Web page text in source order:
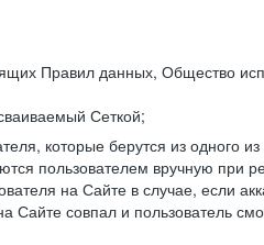
Правил данных, Общество
Сеткой;
которые берутся из одного из
пользователем вручную при
на Сайте в случае, если
Сайте совпал и пользователь